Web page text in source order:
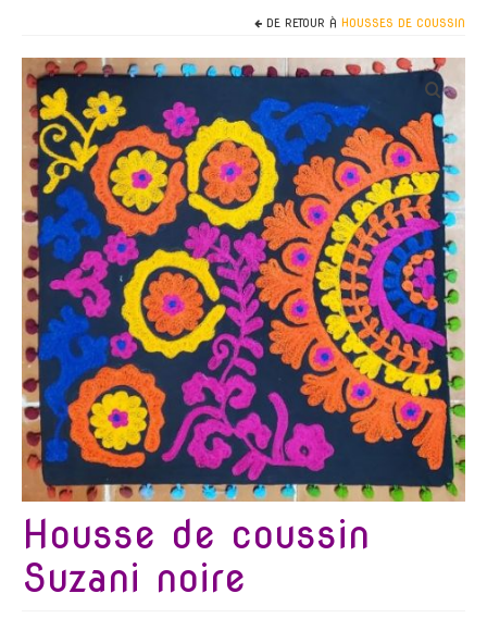
Etoles, foulards, paréos, carrés
Pièces uniques
Textile maison
Vêtements
Tous nos imprimés
Présentation Marie-Lise Corda
Blog
Contact
DE RETOUR À HOUSSES DE COUSSIN
Housse de coussin
Suzani noire